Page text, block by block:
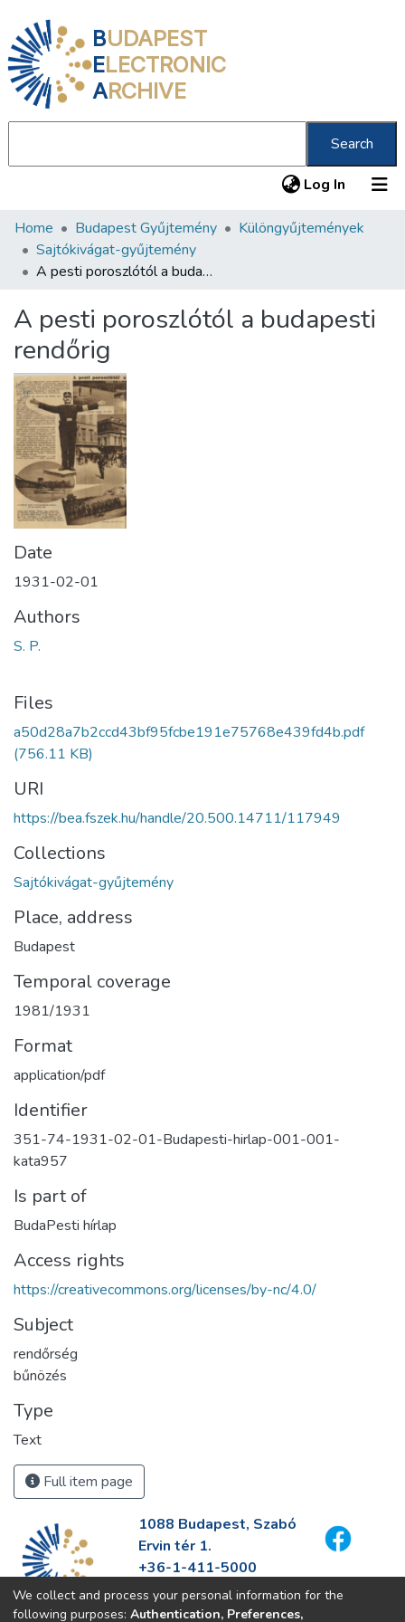
BUDAPEST
ELECTRONIC
ARCHIVE
Search
Log In (current)
Communities & Collections
All of DSpace
About us
Home Budapest Gyűjtemény
Különgyűjtemények
Sajtókivágat-gyűjtemény
A pesti poroszlótól a budapesti rendőrig
A pesti poroszlótól a budapesti
rendőrig
Date
1931-02-01
Authors
S. P.
Files
a50d28a7b2ccd43bf95fcbe191e75768e439fd4b.pdf
(756.11 KB)
URI
https://bea.fszek.hu/handle/20.500.14711/117949
Collections
Sajtókivágat-gyűjtemény
Place, address
Budapest
Temporal coverage
1981/1931
Format
application/pdf
Identifier
351-74-1931-02-01-Budapesti-hirlap-001-001-
kata957
Is part of
BudaPesti hírlap
Access rights
https://creativecommons.org/licenses/by-nc/4.0/
Subject
rendőrség
bűnözés
Type
Text
Full item page
1088 Budapest, Szabó
Ervin tér 1.
+36-1-411-5000
info@fszek.hu
https://fszek.hu
We collect and process your personal information for the
following purposes: Authentication, Preferences,